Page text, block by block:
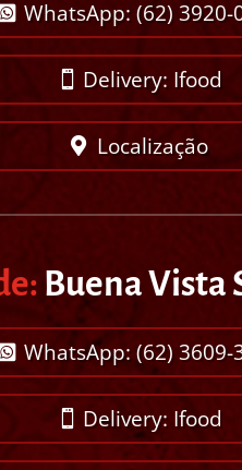
WhatsApp: (62) 3920-
Delivery: Ifood
Localização
Buena Vista
WhatsApp: (62) 3609-
Delivery: Ifood